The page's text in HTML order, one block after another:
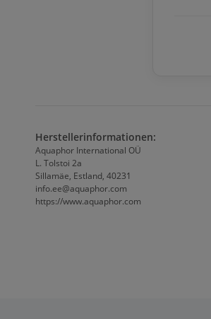
Herstellerinformationen:
Aquaphor International OÜ
L. Tolstoi 2a
Sillamäe, Estland, 40231
info.ee@aquaphor.com
https://www.aquaphor.com